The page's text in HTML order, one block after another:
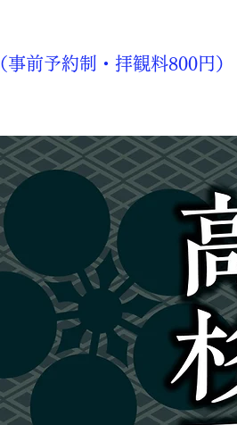
前予約制・拝観料800円）